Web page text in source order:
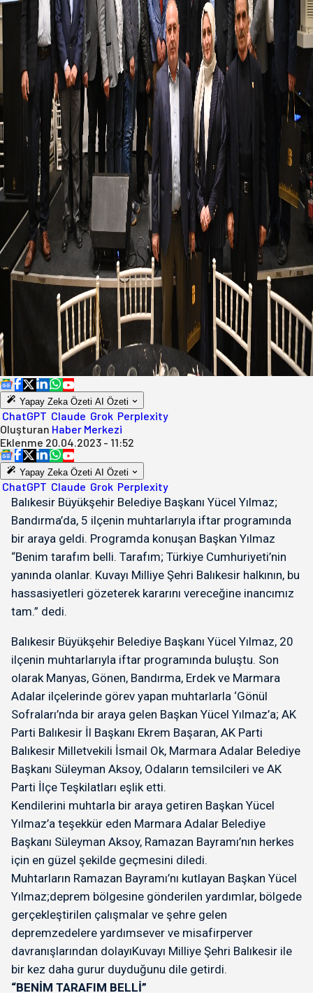
Yapay Zeka Özeti AI Özeti
ChatGPT Claude Grok Perplexity
Oluşturan Haber Merkezi
Eklenme 20.04.2023 - 11:52
Yapay Zeka Özeti AI Özeti
ChatGPT Claude Grok Perplexity
Balıkesir Büyükşehir Belediye Başkanı Yücel Yılmaz;
Bandırma’da, 5 ilçenin muhtarlarıyla iftar programında
bir araya geldi. Programda konuşan Başkan Yılmaz
“Benim tarafım belli. Tarafım; Türkiye Cumhuriyeti’nin
yanında olanlar. Kuvayı Milliye Şehri Balıkesir halkının, bu
hassasiyetleri gözeterek kararını vereceğine inancımız
tam.” dedi.
Balıkesir Büyükşehir Belediye Başkanı Yücel Yılmaz, 20
ilçenin muhtarlarıyla iftar programında buluştu. Son
olarak Manyas, Gönen, Bandırma, Erdek ve Marmara
Adalar ilçelerinde görev yapan muhtarlarla ‘Gönül
Sofraları’nda bir araya gelen Başkan Yücel Yılmaz’a; AK
Parti Balıkesir İl Başkanı Ekrem Başaran, AK Parti
Balıkesir Milletvekili İsmail Ok, Marmara Adalar Belediye
Başkanı Süleyman Aksoy, Odaların temsilcileri ve AK
Parti İlçe Teşkilatları eşlik etti.
Kendilerini muhtarla bir araya getiren Başkan Yücel
Yılmaz’a teşekkür eden Marmara Adalar Belediye
Başkanı Süleyman Aksoy, Ramazan Bayramı’nın herkes
için en güzel şekilde geçmesini diledi.
Muhtarların Ramazan Bayramı’nı kutlayan Başkan Yücel
Yılmaz;deprem bölgesine gönderilen yardımlar, bölgede
gerçekleştirilen çalışmalar ve şehre gelen
depremzedelere yardımsever ve misafirperver
davranışlarından dolayıKuvayı Milliye Şehri Balıkesir ile
bir kez daha gurur duyduğunu dile getirdi.
“BENİM TARAFIM BELLİ”